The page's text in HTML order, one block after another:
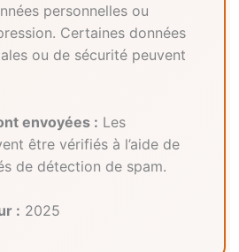
personnelles ou
Certaines données
ou de sécurité peuvent
envoyées : Les
être vérifiés à l’aide de
de détection de spam.
: 2025